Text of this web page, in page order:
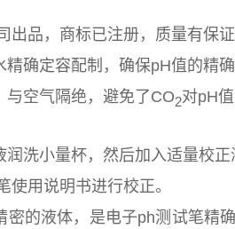
出品，商标已注册，质量有保证
确定容配制，确保pH值的精确
与空气隔绝，避免了CO2对pH值
润洗小量杯，然后加入适量校
使用说明书进行校正。
密的液体，是电子ph测试笔精